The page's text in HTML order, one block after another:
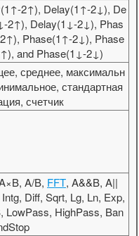
2↑), Delay(1↑-2↓), De
2↑), Delay(1↓-2↓), Phas
Phase(1↑-2↓), Phase
and Phase(1↓-2↓)
среднее, максимальн
стандартная
счетчик
A/B, FFT, A&&B, A||
Diff, Sqrt, Lg, Ln, Exp,
LowPass, HighPass, Ban